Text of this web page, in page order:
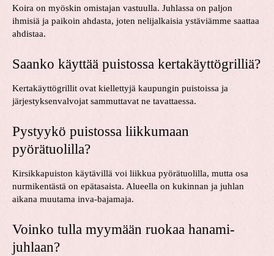
Koira on myöskin omistajan vastuulla. Juhlassa on paljon
ihmisiä ja paikoin ahdasta, joten nelijalkaisia ystäviämme saattaa
ahdistaa.
Saanko käyttää puistossa kertakäyttögrilliä?
Kertakäyttögrillit ovat kiellettyjä kaupungin puistoissa ja
järjestyksenvalvojat sammuttavat ne tavattaessa.
Pystyykö puistossa liikkumaan
pyörätuolilla?
Kirsikkapuiston käytävillä voi liikkua pyörätuolilla, mutta osa
nurmikentästä on epätasaista. Alueella on kukinnan ja juhlan
aikana muutama inva-bajamaja.
Voinko tulla myymään ruokaa hanami-
juhlaan?